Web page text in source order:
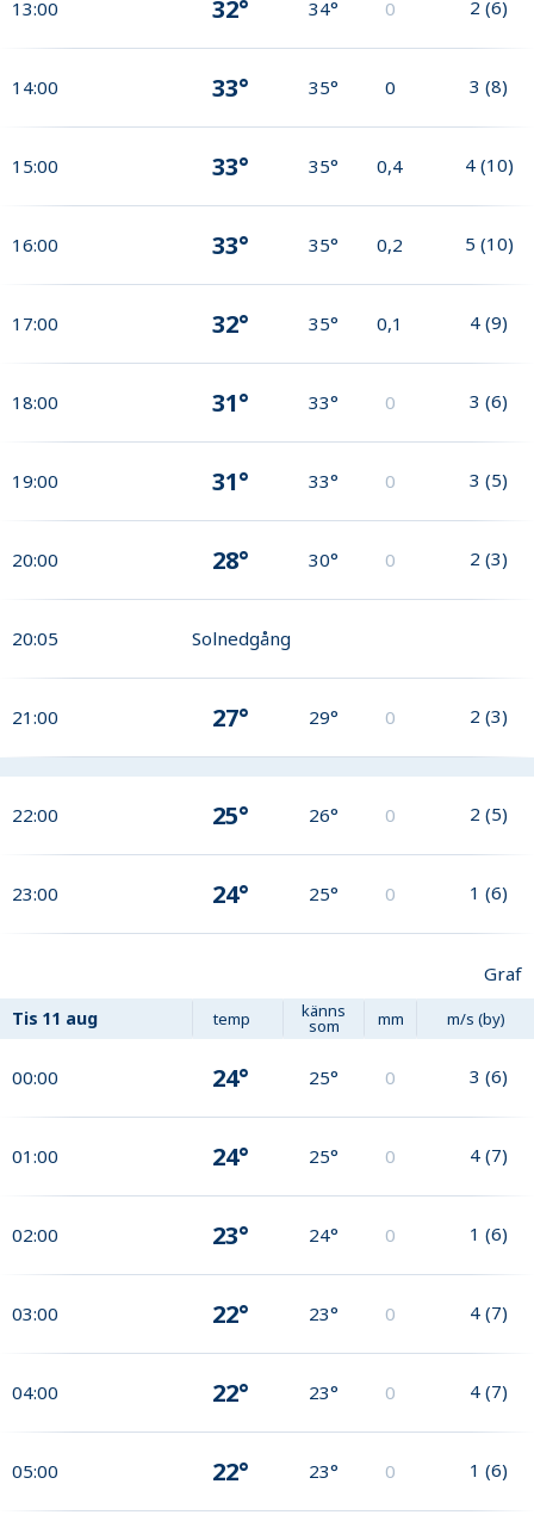
13:00 32° 34° 0 2 (6)
14:00 33° 35° 0 3 (8)
15:00 33° 35° 0,4 4 (10)
16:00 33° 35° 0,2 5 (10)
17:00 32° 35° 0,1 4 (9)
18:00 31° 33° 0 3 (6)
19:00 31° 33° 0 3 (5)
20:00 28° 30° 0 2 (3)
20:05 Solnedgång
21:00 27° 29° 0 2 (3)
22:00 25° 26° 0 2 (5)
23:00 24° 25° 0 1 (6)
Graf
Tis 11 aug temp känns
som mm m/s (by)
00:00 24° 25° 0 3 (6)
01:00 24° 25° 0 4 (7)
02:00 23° 24° 0 1 (6)
03:00 22° 23° 0 4 (7)
04:00 22° 23° 0 4 (7)
05:00 22° 23° 0 1 (6)